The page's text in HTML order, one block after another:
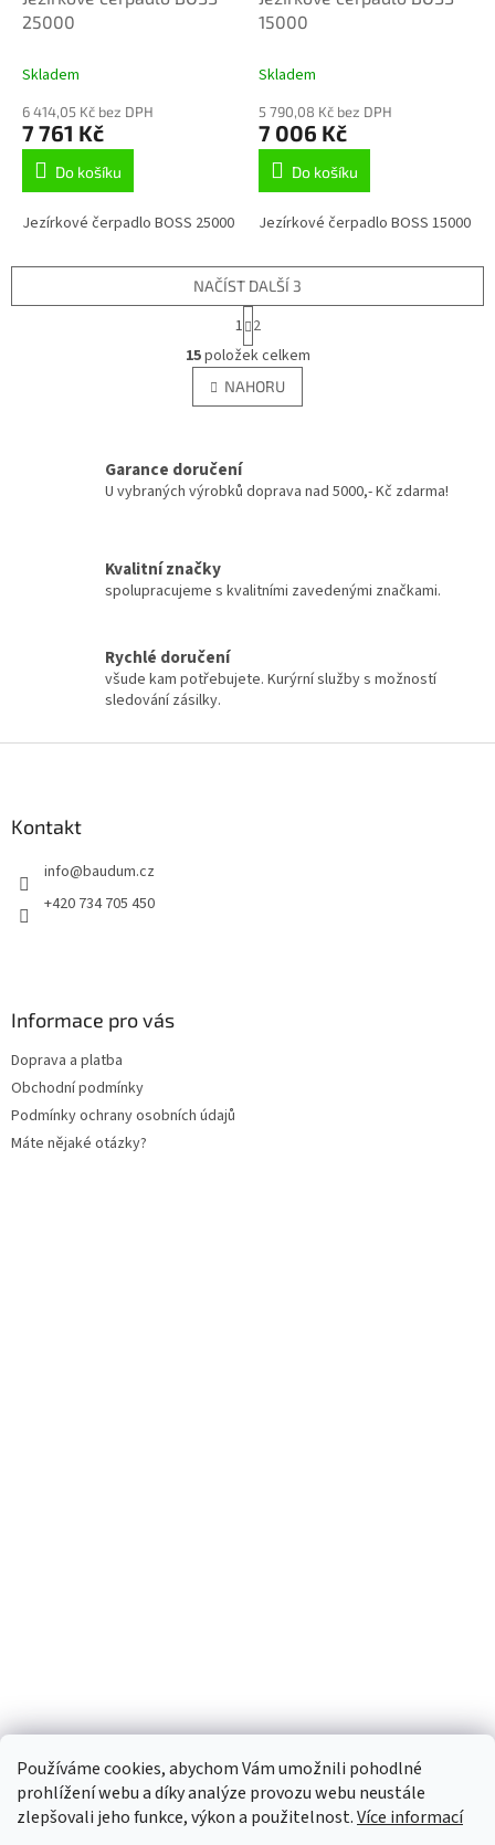
Používáme cookies, abychom Vám umožnili pohodlné
prohlížení webu a díky analýze provozu webu neustále
zlepšovali jeho funkce, výkon a použitelnost.Více informací
25000
Skladem
6 414,05 Kč bez DPH
7 761 Kč
Do košíku
Jezírkové čerpadlo BOSS 25000
15000
Skladem
5 790,08 Kč bez DPH
7 006 Kč
Do košíku
Jezírkové čerpadlo BOSS 15000
O
v
l
á
í
y
i
NAČÍST DALŠÍ 3
S
t
r
á
n
k
n
í
1 2
15položek celkem
NAHORU
Garance doručení
U vybraných výrobků doprava nad 5000,- Kč zdarma!
Kvalitní značky
spolupracujeme s kvalitními zavedenými značkami.
Rychlé doručení
všude kam potřebujete. Kurýrní služby s možností
sledování zásilky.
Kontakt
info@baudum.cz
+420 734 705 450
Informace pro vás
Doprava a platba
Obchodní podmínky
Podmínky ochrany osobních údajů
Máte nějaké otázky?